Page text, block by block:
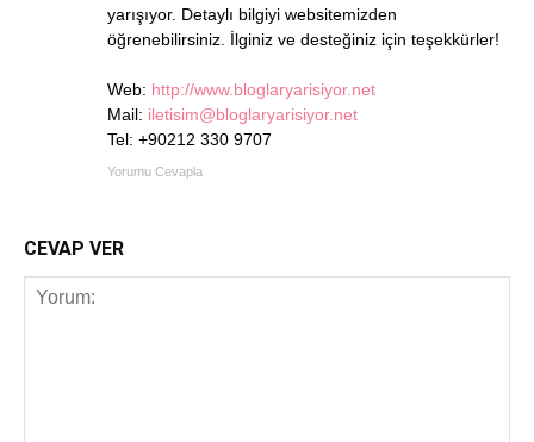
yarışıyor. Detaylı bilgiyi websitemizden
öğrenebilirsiniz. İlginiz ve desteğiniz için teşekkürler!
Web: http://www.bloglaryarisiyor.net
Mail: iletisim@bloglaryarisiyor.net
Tel: +90212 330 9707
Yorumu Cevapla
CEVAP VER